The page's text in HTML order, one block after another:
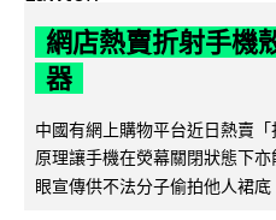
網店熱賣折射手機
器
中國有網上購物平台近日熱賣
原理讓手機在熒幕關閉狀態下
眼宣傳供不法分子偷拍他人裙底